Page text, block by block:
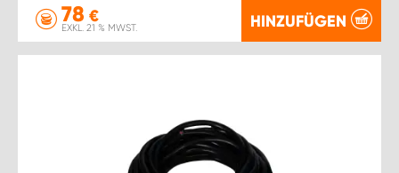
78 €
EXKL. 21 % MWST. HINZUFÜGEN